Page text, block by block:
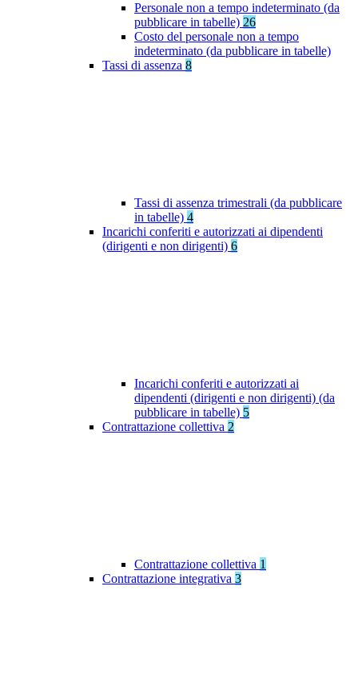
Personale non a tempo indeterminato (da
pubblicare in tabelle) 26
Costo del personale non a tempo
indeterminato (da pubblicare in tabelle)
Tassi di assenza 8
Tassi di assenza trimestrali (da pubblicare
in tabelle) 4
Incarichi conferiti e autorizzati ai dipendenti
(dirigenti e non dirigenti) 6
Incarichi conferiti e autorizzati ai
dipendenti (dirigenti e non dirigenti) (da
pubblicare in tabelle) 5
Contrattazione collettiva 2
Contrattazione collettiva 1
Contrattazione integrativa 3